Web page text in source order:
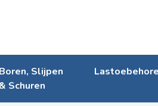
Boren, Slijpen
& Schuren